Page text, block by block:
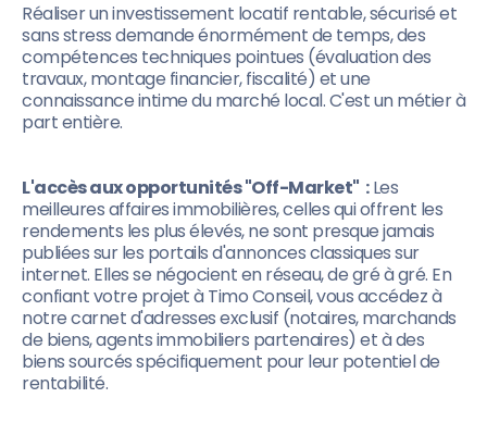
Réaliser un investissement locatif rentable, sécurisé et
sans stress demande énormément de temps, des
compétences techniques pointues (évaluation des
travaux, montage financier, fiscalité) et une
connaissance intime du marché local. C'est un métier à
part entière.
L'accès aux opportunités "Off-Market" :Les
meilleures affaires immobilières, celles qui offrent les
rendements les plus élevés, ne sont presque jamais
publiées sur les portails d'annonces classiques sur
internet. Elles se négocient en réseau, de gré à gré. En
confiant votre projet à Timo Conseil, vous accédez à
notre carnet d'adresses exclusif (notaires, marchands
de biens, agents immobiliers partenaires) et à des
biens sourcés spécifiquement pour leur potentiel de
rentabilité.